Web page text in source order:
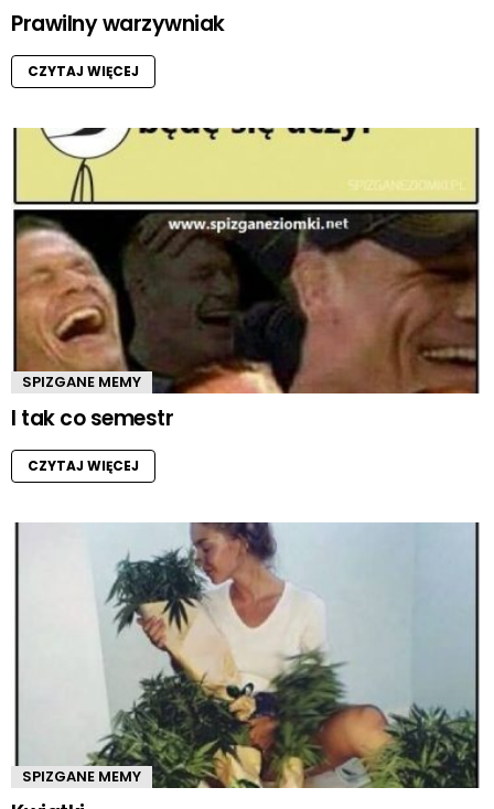
Prawilny warzywniak
CZYTAJ WIĘCEJ
SPIZGANE MEMY
I tak co semestr
CZYTAJ WIĘCEJ
SPIZGANE MEMY